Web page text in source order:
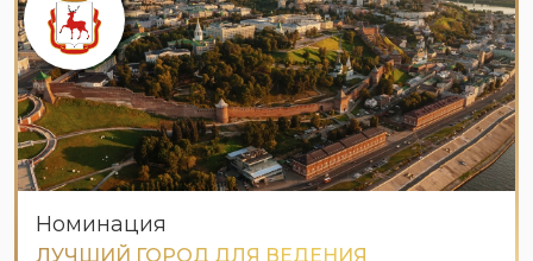
Номинация
ЛУЧШИЙ ГОРОД ДЛЯ ВЕДЕНИЯ